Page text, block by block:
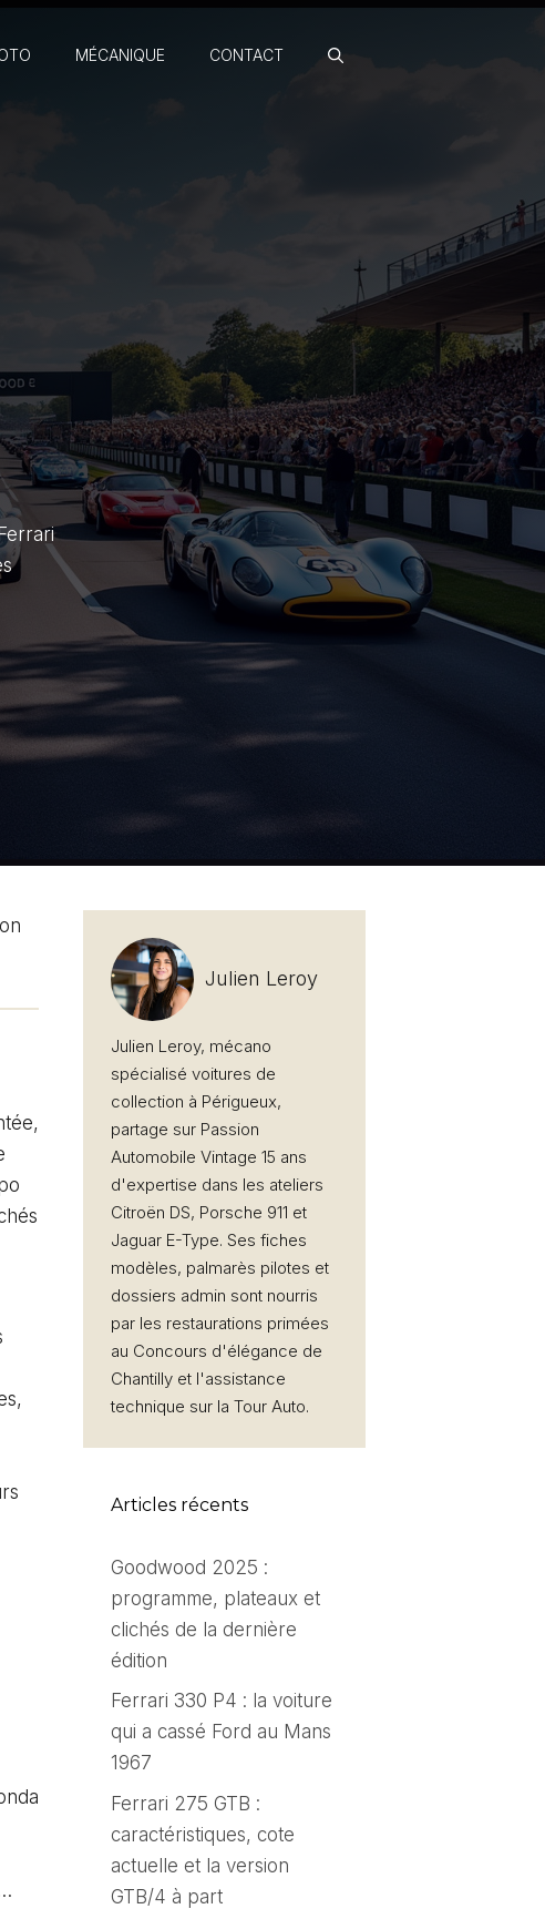
MÉCANIQUE CONTACT
Julien Leroy
Julien Leroy, mécano
spécialisé voitures de
collection à Périgueux,
partage sur Passion
Automobile Vintage 15 ans
d'expertise dans les ateliers
Citroën DS, Porsche 911 et
Jaguar E-Type. Ses fiches
modèles, palmarès pilotes et
dossiers admin sont nourris
par les restaurations primées
au Concours d'élégance de
Chantilly et l'assistance
technique sur la Tour Auto.
Articles récents
Goodwood 2025 :
programme, plateaux et
clichés de la dernière
édition
Ferrari 330 P4 : la voiture
qui a cassé Ford au Mans
1967
Ferrari 275 GTB :
caractéristiques, cote
actuelle et la version
GTB/4 à part